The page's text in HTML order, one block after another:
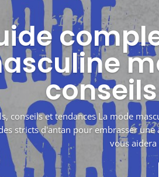
conseils et tendances La mode
stricts d'antan pour embrasser
vous